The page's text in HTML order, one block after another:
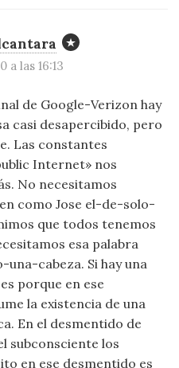
a las 16:13
de Google-Verizon hay
casi desapercibido, pero
Las constantes
Internet» nos
No necesitamos
como Jose el-de-solo-
que todos tenemos
esa palabra
una-cabeza. Si hay una
porque en ese
la existencia de una
En el desmentido de
subconsciente los
en ese desmentido es